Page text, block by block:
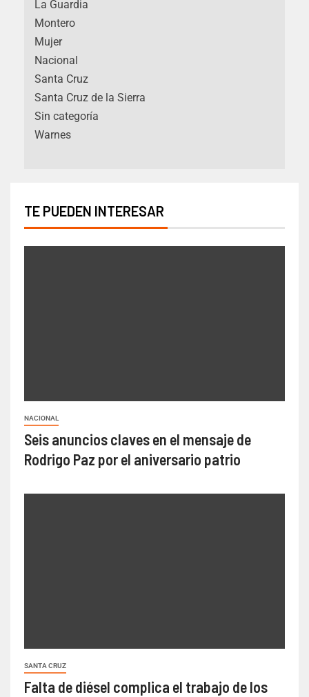
La Guardia
Montero
Mujer
Nacional
Santa Cruz
Santa Cruz de la Sierra
Sin categoría
Warnes
TE PUEDEN INTERESAR
NACIONAL
Seis anuncios claves en el mensaje de
Rodrigo Paz por el aniversario patrio
SANTA CRUZ
Falta de diésel complica el trabajo de los